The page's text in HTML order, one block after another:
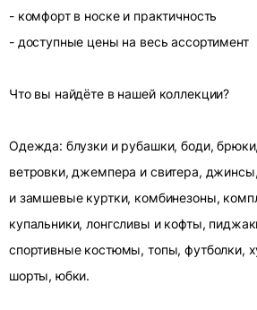
- комфорт в носке и практичность
- доступные цены на весь ассортимент
Что вы найдёте в нашей коллекции?
Одежда: блузки и рубашки, боди,
ветровки, джемпера и свитера,
и замшевые куртки, комбинезоны,
купальники, лонгсливы и кофты,
спортивные костюмы, топы, футболки,
шорты, юбки.